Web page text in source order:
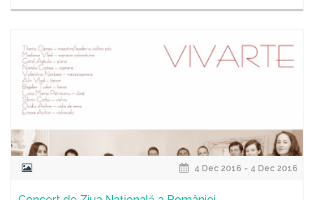
4 Dec 2016 - 4 Dec 2016